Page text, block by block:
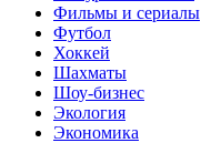
Фильмы и сериалы
Футбол
Хоккей
Шахматы
Шоу-бизнес
Экология
Экономика